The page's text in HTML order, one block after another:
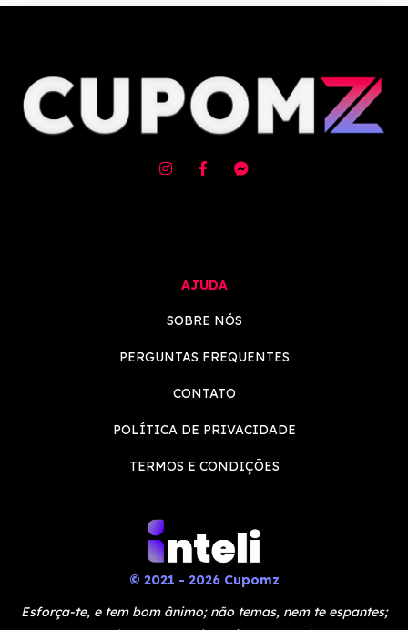
AJUDA
SOBRE NÓS
PERGUNTAS FREQUENTES
CONTATO
POLÍTICA DE PRIVACIDADE
TERMOS E CONDIÇÕES
© 2021 - 2026 Cupomz
Esforça-te, e tem bom ânimo; não temas, nem te espantes;